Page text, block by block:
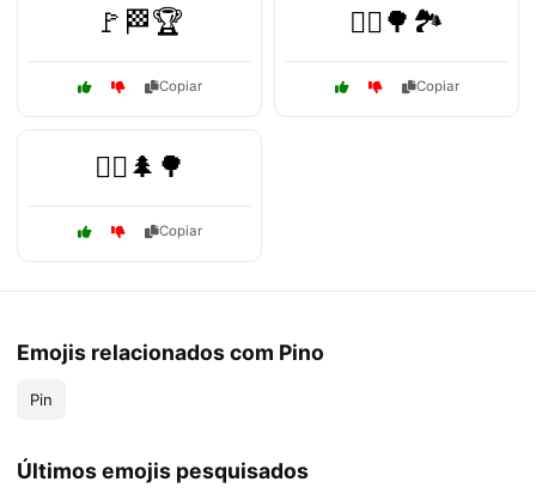
🚩🏁🏆
Copiar
🚵‍♂️🌳🏞️
Copiar
🚶‍♀️🌲🌳
Copiar
Emojis relacionados com Pino
Pin
Últimos emojis pesquisados